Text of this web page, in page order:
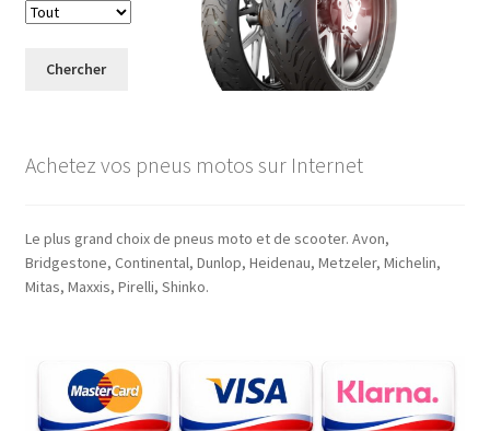
Chercher
Achetez vos pneus motos sur Internet
Le plus grand choix de pneus moto et de scooter. Avon,
Bridgestone, Continental, Dunlop, Heidenau, Metzeler, Michelin,
Mitas, Maxxis, Pirelli, Shinko.